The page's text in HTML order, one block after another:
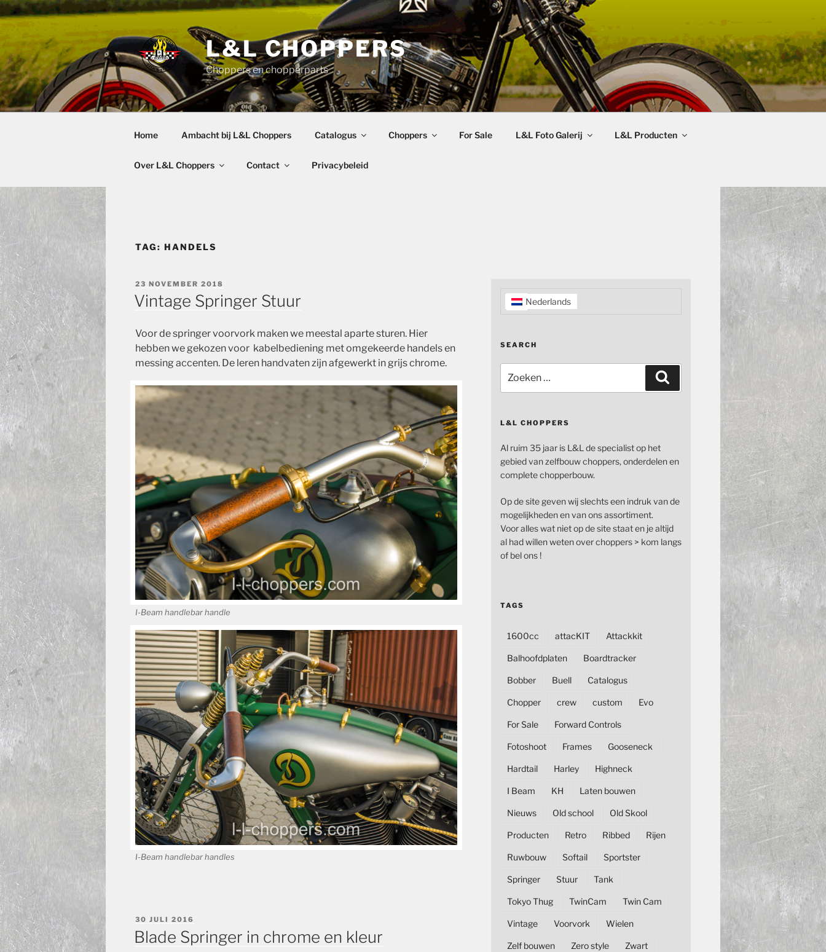
Ga
naar
inhoud
L&L CHOPPERS
Choppers en chopperparts
Home Ambacht bij L&L Choppers Catalogus Choppers For Sale L&L Foto Galerij L&L Producten
Over L&L Choppers Contact Privacybeleid
TAG: HANDELS
GEPLAATST
OP
23 NOVEMBER 2018
Vintage Springer Stuur
Voor de springer voorvork maken we meestal aparte sturen. Hier
hebben we gekozen voor kabelbediening met omgekeerde handels en
messing accenten. De leren handvaten zijn afgewerkt in grijs chrome.
I-Beam handlebar handle
I-Beam handlebar handles
GEPLAATST
30 JULI 2016
Blade Springer in chrome en kleur
Nederlands
SEARCH
naar:
L&L CHOPPERS
Al ruim 35 jaar is L&L de specialist op het
gebied van zelfbouw choppers, onderdelen en
complete chopperbouw.
Op de site geven wij slechts een indruk van de
mogelijkheden en van ons assortiment.
Voor alles wat niet op de site staat en je altijd
al had willen weten over choppers > kom langs
of bel ons !
TAGS
1600cc attacKIT Attackkit
Balhoofdplaten Boardtracker
Bobber Buell Catalogus
Chopper crew custom Evo
For Sale Forward Controls
Fotoshoot Frames Gooseneck
Hardtail Harley Highneck
I Beam KH Laten bouwen
Nieuws Old school Old Skool
Producten Retro Ribbed Rijen
Ruwbouw Softail Sportster
Springer Stuur Tank
Tokyo Thug TwinCam Twin Cam
Vintage Voorvork Wielen
Zelf bouwen Zero style Zwart